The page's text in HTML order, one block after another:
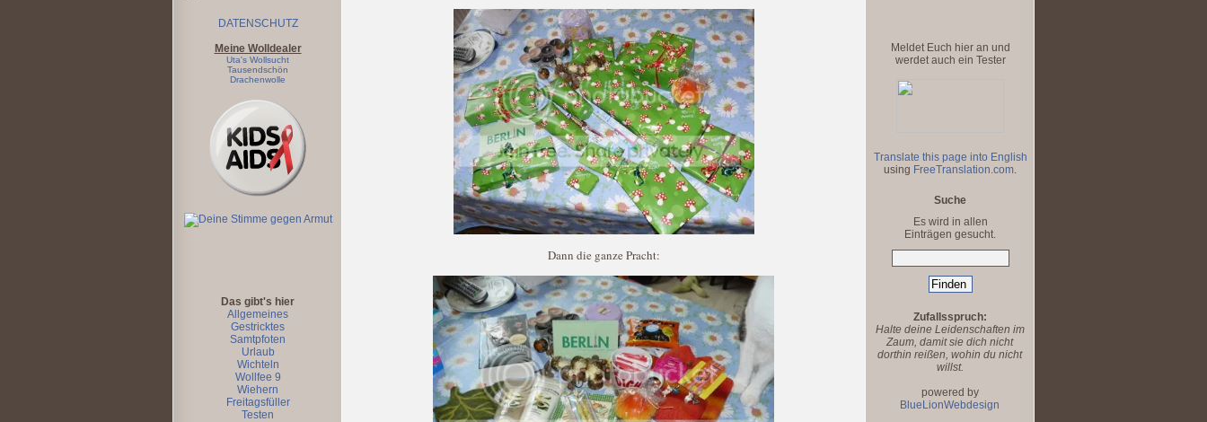
DATENSCHUTZ
Meine Wolldealer
Uta's Wollsucht
Tausendschön
Drachenwolle
Das gibt's hier
Allgemeines
Gestricktes
Samtpfoten
Urlaub
Wichteln
Wollfee 9
Wiehern
Freitagsfüller
Testen
Dann die ganze Pracht:
Meldet Euch hier an und
werdet auch ein Tester
Translate this page into English
using FreeTranslation.com.
Suche
Es wird in allen
Einträgen gesucht.
Zufallsspruch:
Halte deine Leidenschaften im
Zaum, damit sie dich nicht
dorthin reißen, wohin du nicht
willst.
powered by
BlueLionWebdesign